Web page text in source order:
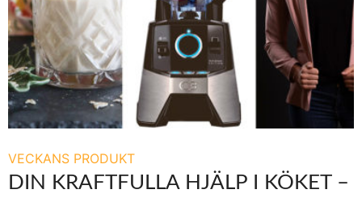
VECKANS PRODUKT
DIN KRAFTFULLA HJÄLP I KÖKET –